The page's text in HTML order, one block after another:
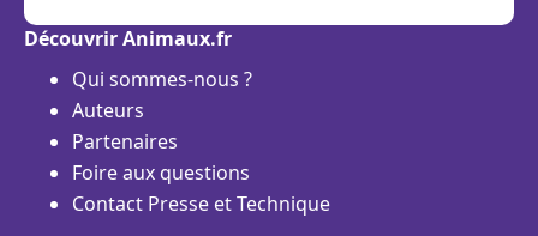
Découvrir Animaux.fr
Qui sommes-nous ?
Auteurs
Partenaires
Foire aux questions
Contact Presse et Technique